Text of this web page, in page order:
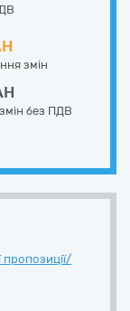
змін
без ПДВ